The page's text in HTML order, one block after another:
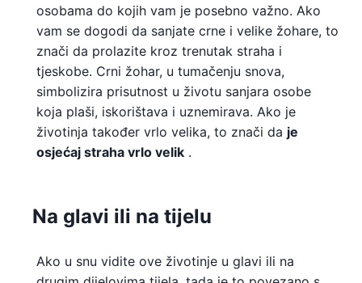
osobama do kojih vam je posebno važno. Ako
vam se dogodi da sanjate crne i velike žohare, to
znači da prolazite kroz trenutak straha i
tjeskobe. Crni žohar, u tumačenju snova,
simbolizira prisutnost u životu sanjara osobe
koja plaši, iskorištava i uznemirava. Ako je
životinja također vrlo velika, to znači da je
osjećaj straha vrlo velik .
Na glavi ili na tijelu
Ako u snu vidite ove životinje u glavi ili na